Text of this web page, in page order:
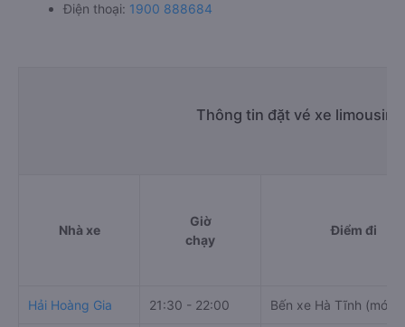
Điện thoại: 1900 888684
Thông tin đặt vé xe
Nhà xe
Giờ
chạy
Điểm đi
Hải Hoàng Gia 21:30 - 22:00 Bến xe Hà Tĩnh (mới)